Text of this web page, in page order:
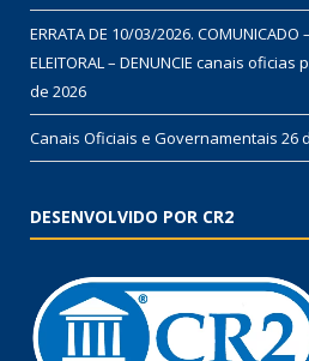
ERRATA DE 10/03/2026. COMUNICADO
ELEITORAL – DENUNCIE canais
de 2026
Canais Oficiais e Governamentais 26
DESENVOLVIDO POR CR2